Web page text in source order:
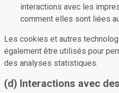
interactions avec les
comment elles sont liées
Les cookies et autres
également être utilisés pour
des analyses statistiques.
(d) Interactions avec